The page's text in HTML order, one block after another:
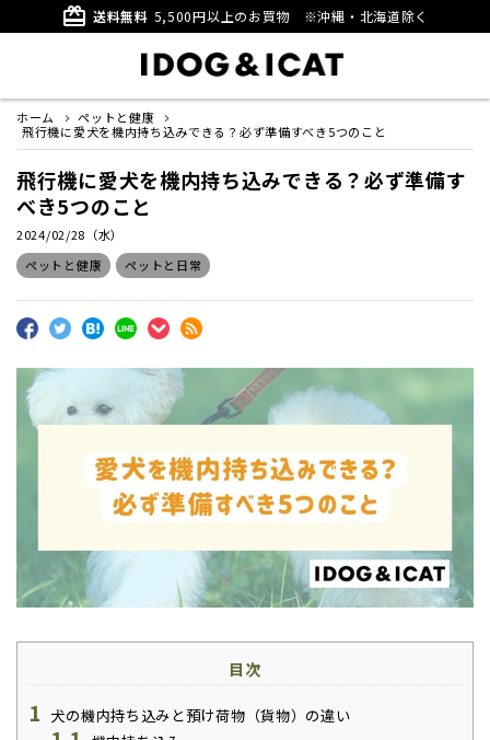
card_giftcard 送料無料 5,500円以上のお買物 ※沖縄・北海道除く
ホーム
ペットと健康
飛行機に愛犬を機内持ち込みできる？必ず準備すべき5つのこと
飛行機に愛犬を機内持ち込みできる？必ず準備す
べき5つのこと
2024/02/28（水）
ペットと健康
ペットと日常
目次
1 犬の機内持ち込みと預け荷物（貨物）の違い